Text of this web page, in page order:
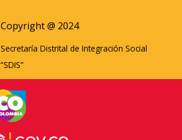
Copyright @ 2024
Secretaría Distrital de Integración Social
“SDIS”